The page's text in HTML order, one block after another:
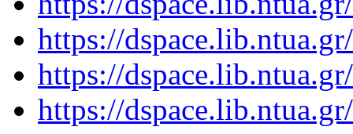
https://
https://
https://